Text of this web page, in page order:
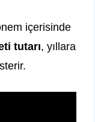
içerisinde
tutarı, yıllara